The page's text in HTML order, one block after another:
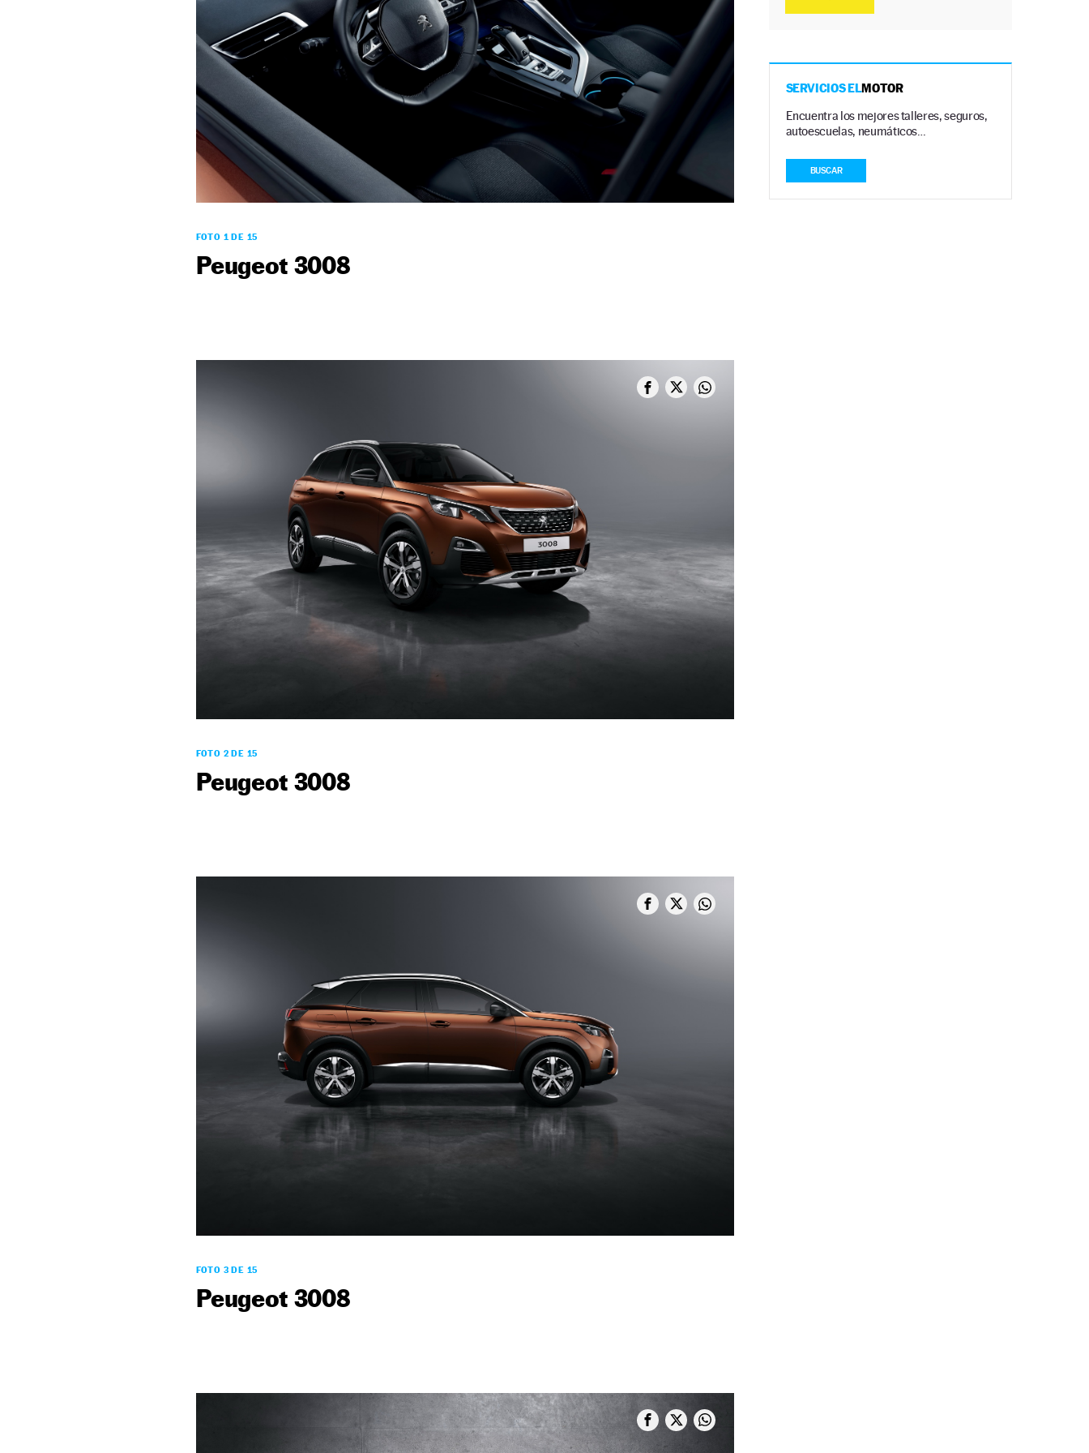
FOTO 1 DE 15
Peugeot 3008
FOTO 2 DE 15
Peugeot 3008
FOTO 3 DE 15
Peugeot 3008
SERVICIOS ELMOTOR
Encuentra los mejores talleres, seguros,
autoescuelas, neumáticos…
BUSCAR